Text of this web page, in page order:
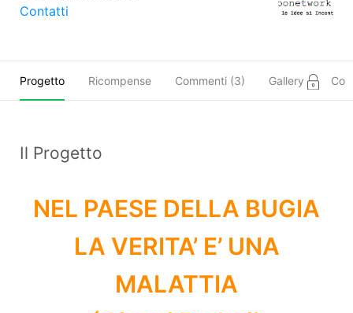
Contatti
Progetto Ricompense Commenti (3) Gallery
Il Progetto
NEL PAESE DELLA BUGIA
LA VERITA’ E’ UNA
MALATTIA